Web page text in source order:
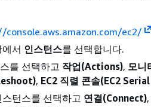
console.aws.amazon.com/ec2/
서 인스턴스를 선택합니다.
를 선택하고 작업(Actions), 모니
, EC2 직렬 콘솔(EC2
스턴스를 선택하고 연결(Connect),